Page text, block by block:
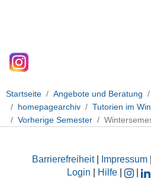
Startseite Angebote und Beratung
homepagearchiv
Tutorien im
Vorherige Semester
Barrierefreiheit| Impressum
Login
Hilfe